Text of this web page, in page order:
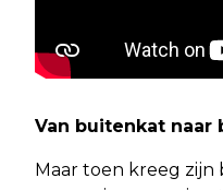
Van buitenkat naar
Maar toen kreeg zijn